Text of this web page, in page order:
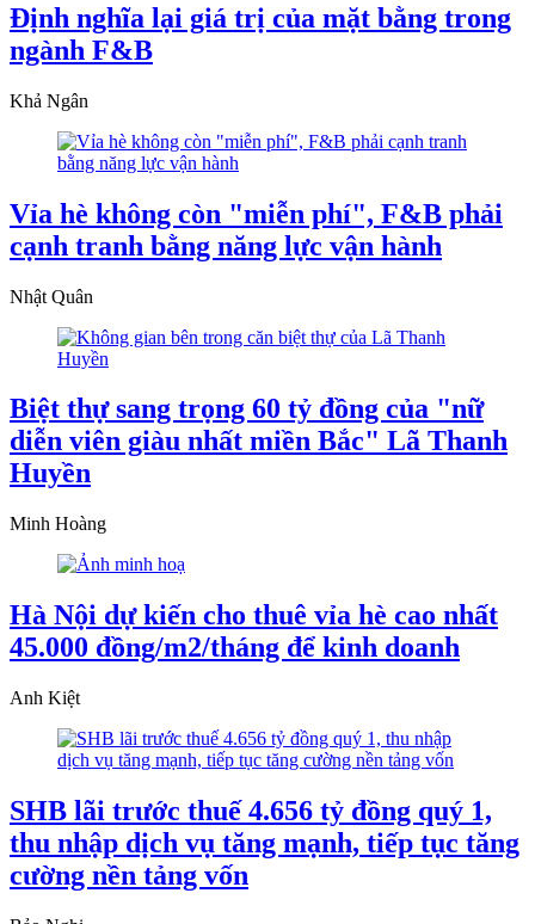
Định nghĩa lại giá trị của mặt bằng trong
ngành F&B
Khả Ngân
Vỉa hè không còn "miễn phí", F&B phải
cạnh tranh bằng năng lực vận hành
Nhật Quân
Biệt thự sang trọng 60 tỷ đồng của "nữ
diễn viên giàu nhất miền Bắc" Lã Thanh
Huyền
Minh Hoàng
Hà Nội dự kiến cho thuê vỉa hè cao nhất
45.000 đồng/m2/tháng để kinh doanh
Anh Kiệt
SHB lãi trước thuế 4.656 tỷ đồng quý 1,
thu nhập dịch vụ tăng mạnh, tiếp tục tăng
cường nền tảng vốn